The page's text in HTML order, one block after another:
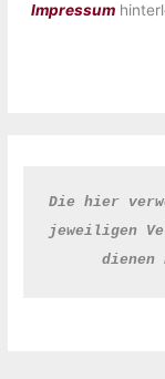
Impressum
Die hier
jeweiligen
dienen